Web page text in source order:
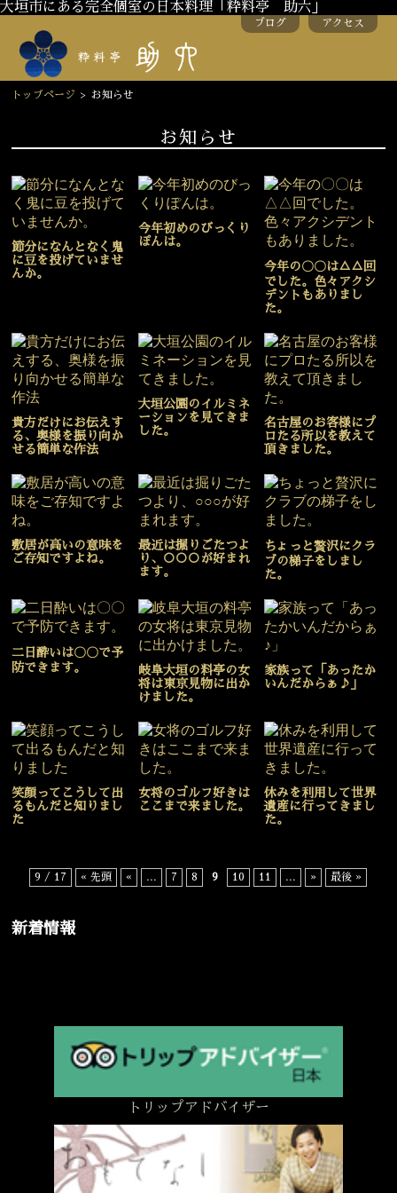
大垣市にある完全個室の日本料理「粋料亭 助六」
ブログ アクセス
トップページ > お知らせ
お知らせ
節分になんとなく鬼
に豆を投げていませ
んか。
今年初めのびっくり
ぽんは。
今年の〇〇は△△回
でした。色々アクシ
デントもありまし
た。
貴方だけにお伝えす
る、奥様を振り向か
せる簡単な作法
大垣公園のイルミネ
ーションを見てきま
した。
名古屋のお客様にプ
ロたる所以を教えて
頂きました。
敷居が高いの意味を
ご存知ですよね。
最近は掘りごたつよ
り、○○○が好まれ
ます。
ちょっと贅沢にクラ
ブの梯子をしまし
た。
二日酔いは〇〇で予
防できます。
岐阜大垣の料亭の女
将は東京見物に出か
けました。
家族って「あったか
いんだからぁ♪」
笑顔ってこうして出
るもんだと知りまし
た
女将のゴルフ好きは
ここまで来ました。
休みを利用して世界
遺産に行ってきまし
た。
9 / 17 « 先頭 « ... 7 8 9 10 11 ... » 最後 »
新着情報
トリップアドバイザー